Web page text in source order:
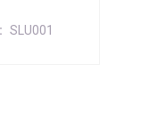
SLU001